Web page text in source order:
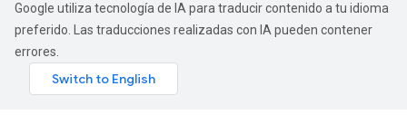
Google utiliza tecnología de IA para traducir contenido a tu idioma
preferido. Las traducciones realizadas con IA pueden contener
errores.